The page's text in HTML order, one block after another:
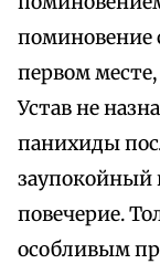
поминовение
первом
Устав не
панихиды
заупокойный
повечерие.
особливым